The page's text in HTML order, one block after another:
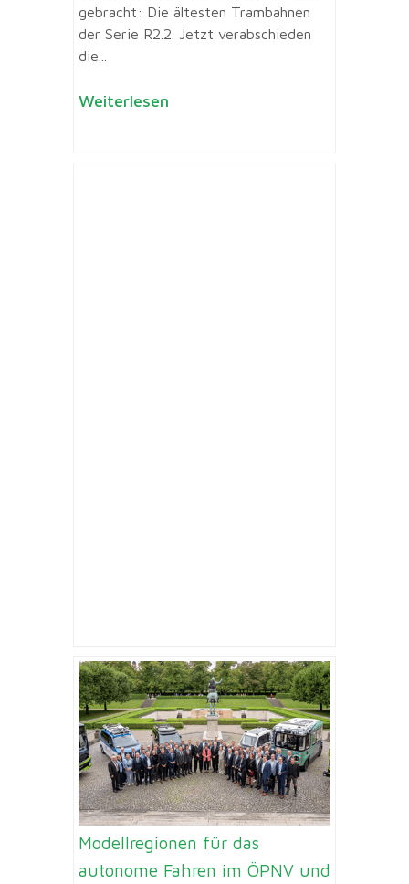
gebracht: Die ältesten Trambahnen
der Serie R2.2. Jetzt verabschieden
die...
Weiterlesen
Modellregionen für das
autonome Fahren im ÖPNV und